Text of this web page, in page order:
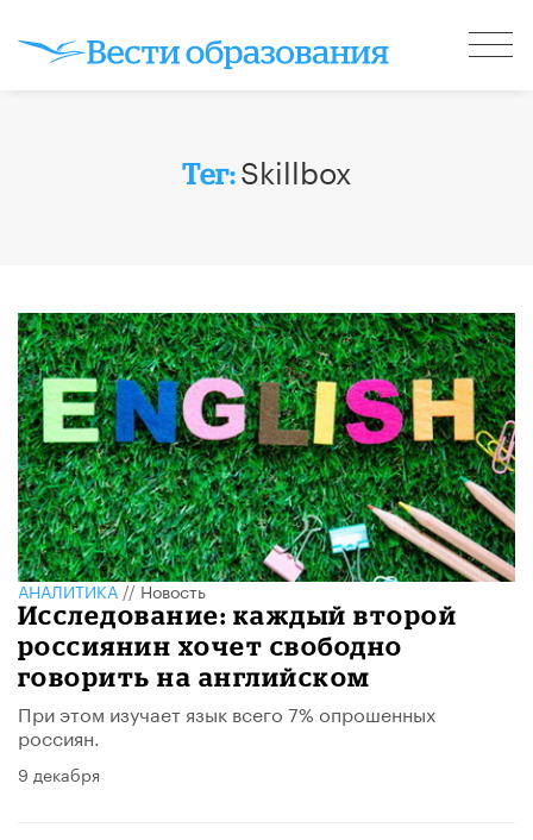
Тег:Skillbox
АНАЛИТИКА//Новость
Исследование: каждый второй
россиянин хочет свободно
говорить на английском
При этом изучает язык всего 7% опрошенных
россиян.
9 декабря